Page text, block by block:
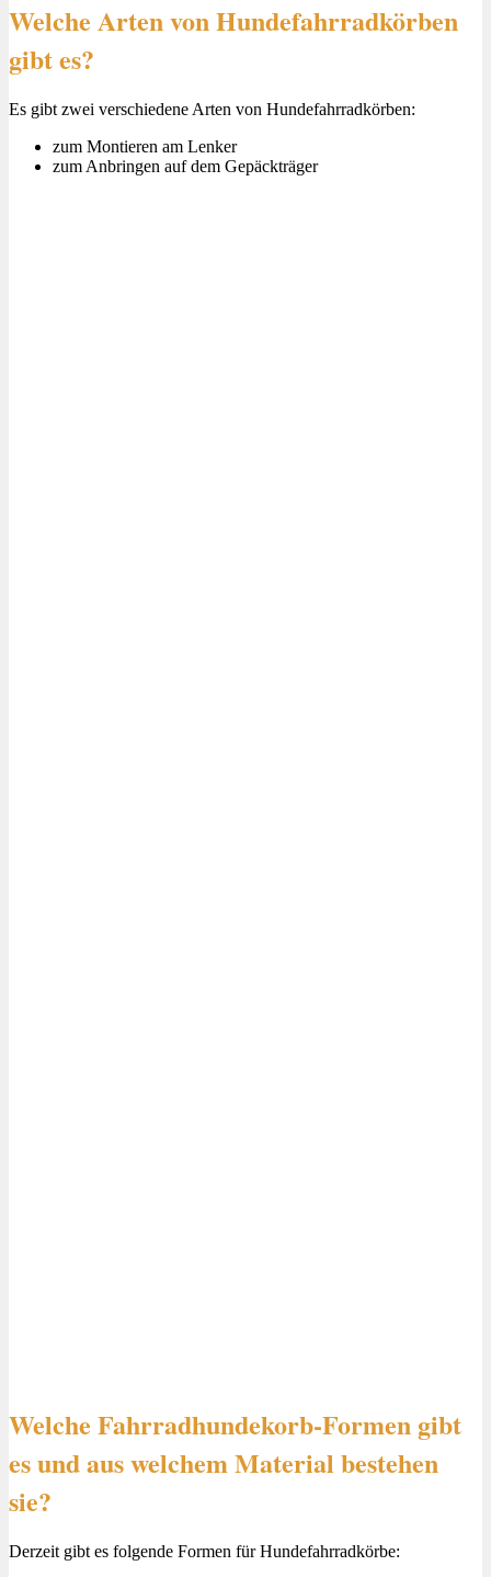
Welche Arten von Hundefahrradkörben
gibt es?
Es gibt zwei verschiedene Arten von Hundefahrradkörben:
zum Montieren am Lenker
zum Anbringen auf dem Gepäckträger
Welche Fahrradhundekorb-Formen gibt
es und aus welchem Material bestehen
sie?
Derzeit gibt es folgende Formen für Hundefahrradkörbe: